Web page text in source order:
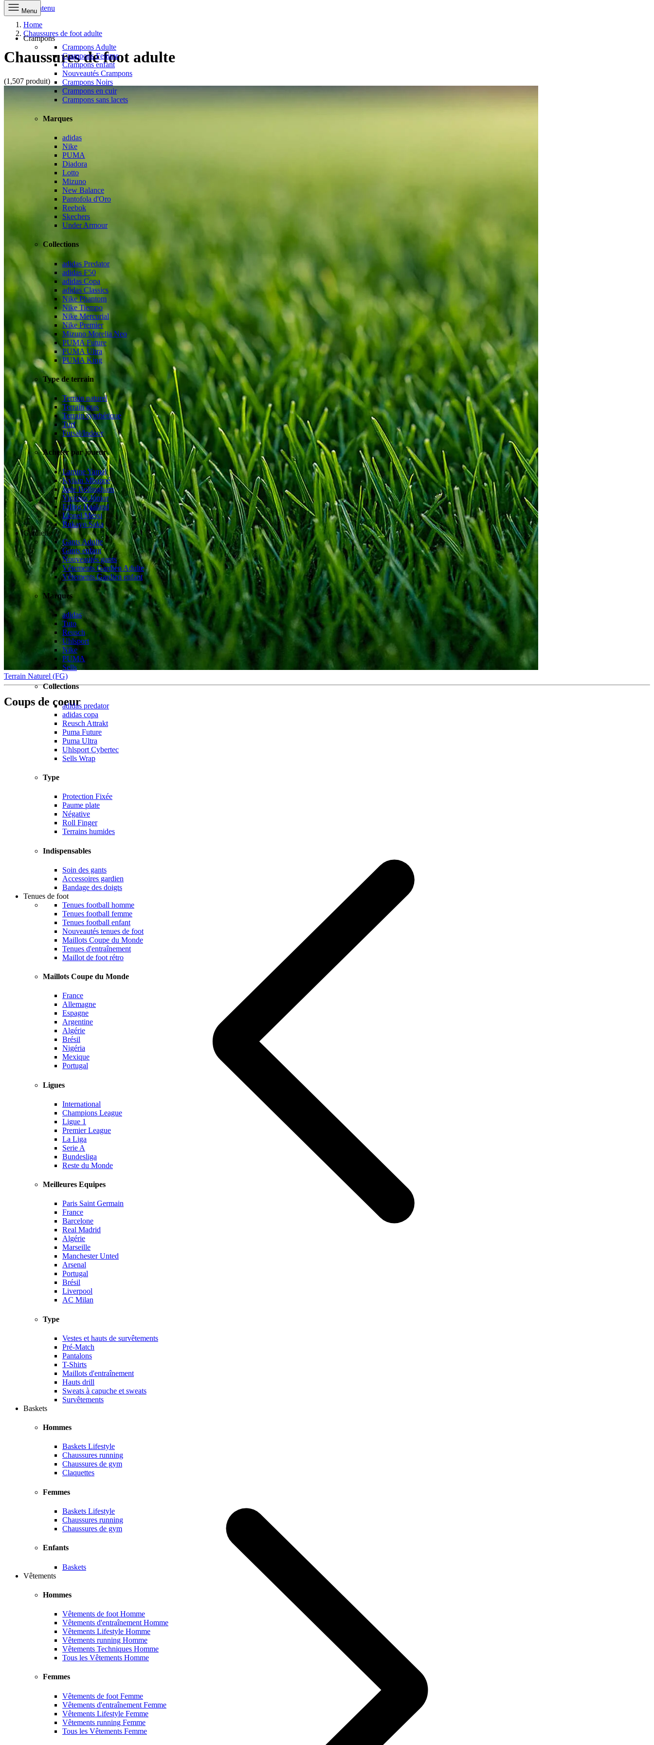
Aller au contenu
Menu
Crampons
Crampons Adulte
Crampons Femme
Crampons enfant
Nouveautés Crampons
Crampons Noirs
Crampons en cuir
Crampons sans lacets
Marques
adidas
Nike
PUMA
Diadora
Lotto
Mizuno
New Balance
Pantofola d'Oro
Reebok
Skechers
Under Armour
Collections
adidas Predator
adidas F50
adidas Copa
adidas Classics
Nike Phantom
Nike Tiempo
Nike Mercurial
Nike Premier
Mizuno Morelia Neo
PUMA Future
PUMA Ultra
PUMA King
Type de terrain
Terrain naturel
Terrain gras
Terrain synthétique
Turf
Futsal/Indoor
Acheter par joueur
Lamine Yamal
Kylian Mbappé
Jude Bellingham
Vinícius Júnior
Erling Haaland
Lionel Messi
Bukayo Saka
Gardiens
Gants Adulte
Gants enfant
Nouveautés gants
Vêtements Gardien Adulte
Vêtements Gardien enfant
Marques
adidas
Tuto
Reusch
Uhlsport
Nike
PUMA
Sells
Collections
adidas predator
adidas copa
Reusch Attrakt
Puma Future
Puma Ultra
Uhlsport Cybertec
Sells Wrap
Type
Protection Fixée
Paume plate
Négative
Roll Finger
Terrains humides
Indispensables
Soin des gants
Accessoires gardien
Bandage des doigts
Tenues de foot
Tenues football homme
Tenues football femme
Tenues football enfant
Nouveautés tenues de foot
Maillots Coupe du Monde
Tenues d'entraînement
Maillot de foot rétro
Maillots Coupe du Monde
France
Allemagne
Espagne
Argentine
Algérie
Brésil
Nigéria
Mexique
Portugal
Ligues
International
Champions League
Ligue 1
Premier League
La Liga
Serie A
Bundesliga
Reste du Monde
Meilleures Equipes
Paris Saint Germain
France
Barcelone
Real Madrid
Algérie
Marseille
Manchester Unted
Arsenal
Portugal
Brésil
Liverpool
AC Milan
Type
Vestes et hauts de survêtements
Pré-Match
Pantalons
T-Shirts
Maillots d'entraînement
Hauts drill
Sweats à capuche et sweats
Survêtements
Baskets
Hommes
Baskets Lifestyle
Chaussures running
Chaussures de gym
Claquettes
Femmes
Baskets Lifestyle
Chaussures running
Chaussures de gym
Enfants
Baskets
Vêtements
Hommes
Vêtements de foot Homme
Vêtements d'entraînement Homme
Vêtements Lifestyle Homme
Vêtements running Homme
Vêtements Techniques Homme
Tous les Vêtements Homme
Femmes
Vêtements de foot Femme
Vêtements d'entraînement Femme
Vêtements Lifestyle Femme
Vêtements running Femme
Tous les Vêtements Femme
Home
Chaussures de foot adulte
Chaussures de foot adulte
(1,507 produit)
Terrain Naturel (FG)
Coups de coeur